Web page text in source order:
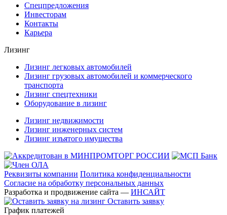
Спецпредложения
Инвесторам
Контакты
Карьера
Лизинг
Лизинг легковых автомобилей
Лизинг грузовых автомобилей и коммерческого
транспорта
Лизинг спецтехники
Оборудование в лизинг
Лизинг недвижимости
Лизинг инженерных систем
Лизинг изъятого имущества
Реквизиты компании Политика конфиденциальности
Согласие на обработку персональных данных
Разработка и продвижение сайта — ИНСАЙТ
Оставить заявку
График платежей